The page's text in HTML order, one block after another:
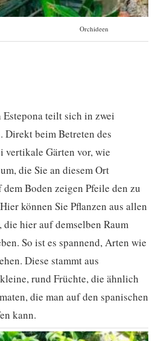
Orchideen
teilt sich in zwei
Direkt beim Betreten des
vertikale Gärten vor, wie
die Sie an diesem Ort
Boden zeigen Pfeile den zu
können Sie Pflanzen aus allen
hier auf demselben Raum
So ist es spannend, Arten wie
Diese stammt aus
rund Früchte, die ähnlich
die man auf den spanischen
kann.